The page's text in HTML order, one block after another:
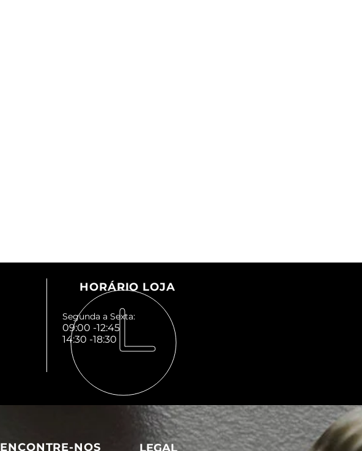
HORÁRIO LOJA
Segunda a Sexta:
09:00 -12:45
14:30 -18:30
ENCONTRE-NOS LEGAL